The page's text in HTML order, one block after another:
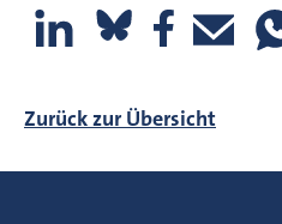
Zurück zur Übersicht